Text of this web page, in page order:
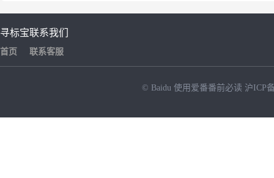
寻标宝
首页
联系我们
联系客服
© Baidu 使用爱番番前必读 沪ICP